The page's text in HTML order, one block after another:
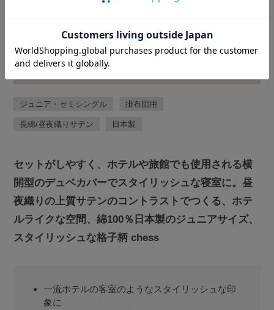
ジュニア・セミシングル 掛布団用
長綿/昼夜織りサテン 日本製
セットがしやすく、ホテルや旅館でも使用される横
開型のデュベカバーでスタイリッシュな寝室に。昼
夜織りの上質サテンのコントラストでつくる、ホテ
ルライクな空間、綿100％日本製のジュニアサイズ、
スタイリッシュな格子柄 chess
一流ホテルの客室のようなスタイリッシュな印
象に